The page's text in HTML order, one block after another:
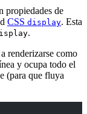
propiedades de
CSS display. Esta
.
a renderizarse como
y ocupa todo el
(para que fluya